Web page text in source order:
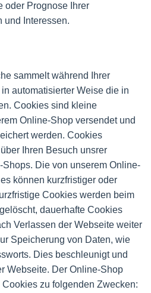
oder Prognose Ihrer
und Interessen.
sammelt während Ihrer
automatisierter Weise die in
Cookies sind kleine
Online-Shop versendet und
werden. Cookies
Ihren Besuch unsrer
Die von unserem Online-
können kurzfristiger oder
Cookies werden beim
dauerhafte Cookies
Verlassen der Webseite weiter
Speicherung von Daten, wie
Dies beschleunigt und
Webseite. Der Online-Shop
zu folgenden Zwecken: